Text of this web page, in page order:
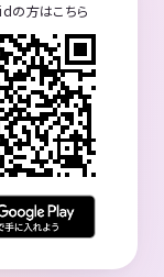
の方はこちら